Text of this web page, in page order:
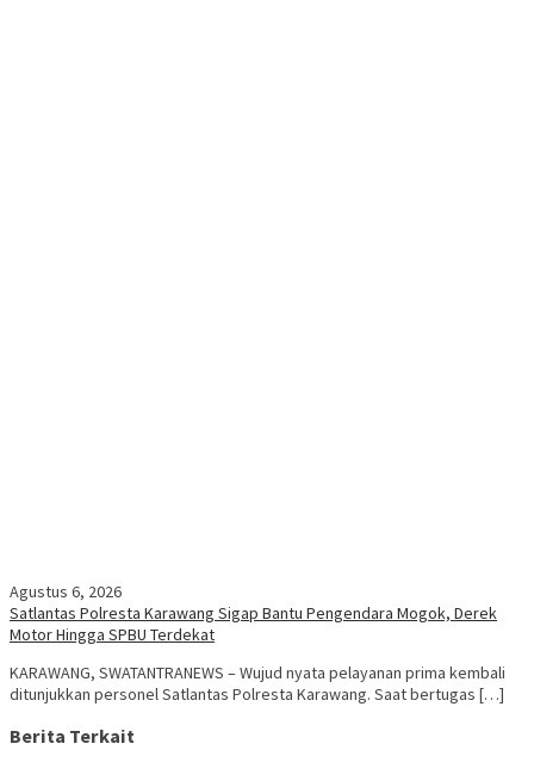
Agustus 6, 2026
Satlantas Polresta Karawang Sigap Bantu Pengendara Mogok, Derek
Motor Hingga SPBU Terdekat
KARAWANG, SWATANTRANEWS – Wujud nyata pelayanan prima kembali
ditunjukkan personel Satlantas Polresta Karawang. Saat bertugas […]
Berita Terkait